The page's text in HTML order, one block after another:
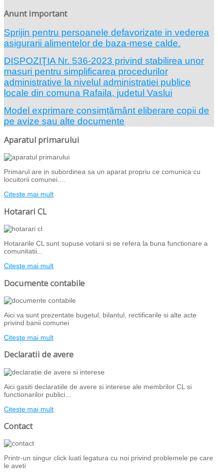
Anunt important
Sprijin pentru persoanele defavorizate in vederea
asigurarii alimentelor de baza-mese calde.
DISPOZIŢIA Nr. 536-2023 privind stabilirea unor
masuri pentru simplificarea procedurilor
administrative la nivelul administratiei publice
locale din comuna Rafaila, judetul Vaslui
Model exprimare consimțământ eliberare copii de
pe avize sau alte documente
Aparatul primarului
Primarul are in subordinea sa un aparat propriu ce comunica cu
locuitorii comunei....
Citeste mai mult
Hotarari CL
Hotararile CL sunt supuse votarii si se refera la buna functionare a
comunitatii...
Citeste mai mult
Documente contabile
Aici va sunt prezentate bugetul, bilantul, rectificarile si alte acte
privind banii comunei
Citeste mai mult
Declaratii de avere
Aici gasiti declaratiile de avere si interese ale membrilor CL si
functionarilor publici...
Citeste mai mult
Contact
Printr-un singur click luati legatura cu noi privind problemele pe care
le aveti